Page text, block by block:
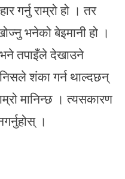
गर्नु राम्रो हो । तर
भनेको बेइमानी हो ।
भने तपाइँले देखाउने
शंका गर्न थाल्दछन्
मानिन्छ । त्यसकारण
।